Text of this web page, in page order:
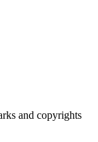
and copyrights